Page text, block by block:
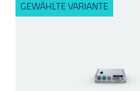
GEWÄHLTE VARIANTE